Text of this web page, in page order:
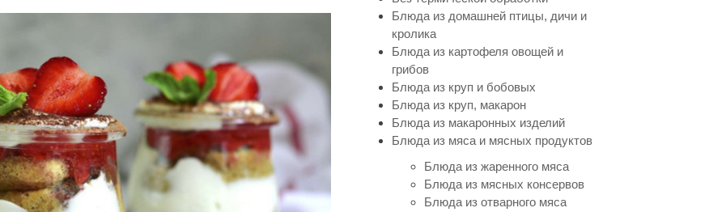
Блюда из домашней птицы, дичи и
кролика
Блюда из картофеля овощей и
грибов
Блюда из круп и бобовых
Блюда из круп, макарон
Блюда из макаронных изделий
Блюда из мяса и мясных продуктов
Блюда из жаренного мяса
Блюда из мясных консервов
Блюда из отварного мяса